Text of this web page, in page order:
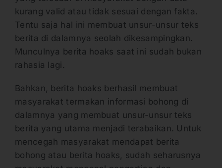
kurang valid atau tidak sesuai dengan fakta.
Tentu saja hal ini membuat unsur-unsur teks
berita di dalamnya seolah dikesampingkan.
Munculnya berita hoaks saat ini sudah bukan
rahasia lagi.
Bahkan, berita hoaks berhasil membuat
masyarakat termakan informasi bohong di
dalamnya yang membuat unsur-unsur teks
berita yang utama menjadi terabaikan. Untuk
mencegah masyarakat mendapat berita
bohong atau berita hoaks, sudah seharusnya